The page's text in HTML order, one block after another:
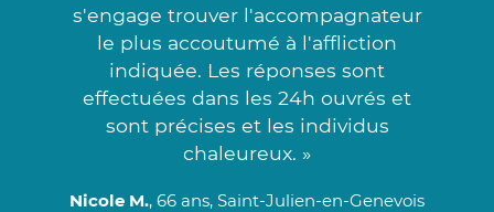
s'engage trouver l'accompagnateur
le plus accoutumé à l'affliction
indiquée. Les réponses sont
effectuées dans les 24h ouvrés et
sont précises et les individus
chaleureux. »
Nicole M., 66 ans, Saint-Julien-en-Genevois